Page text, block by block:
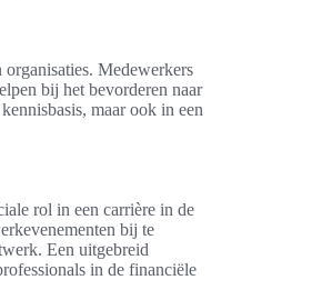
Medewerkers
bij het bevorderen naar
maar ook in een
rol in een carrière in de
bij te
Een uitgebreid
in de financiële